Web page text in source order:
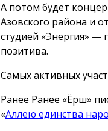
А потом будет
Азовского района и
студией «Энергия»
позитива.
Самых активных
Ранее Ранее «Ёрш»
«Аллею единства